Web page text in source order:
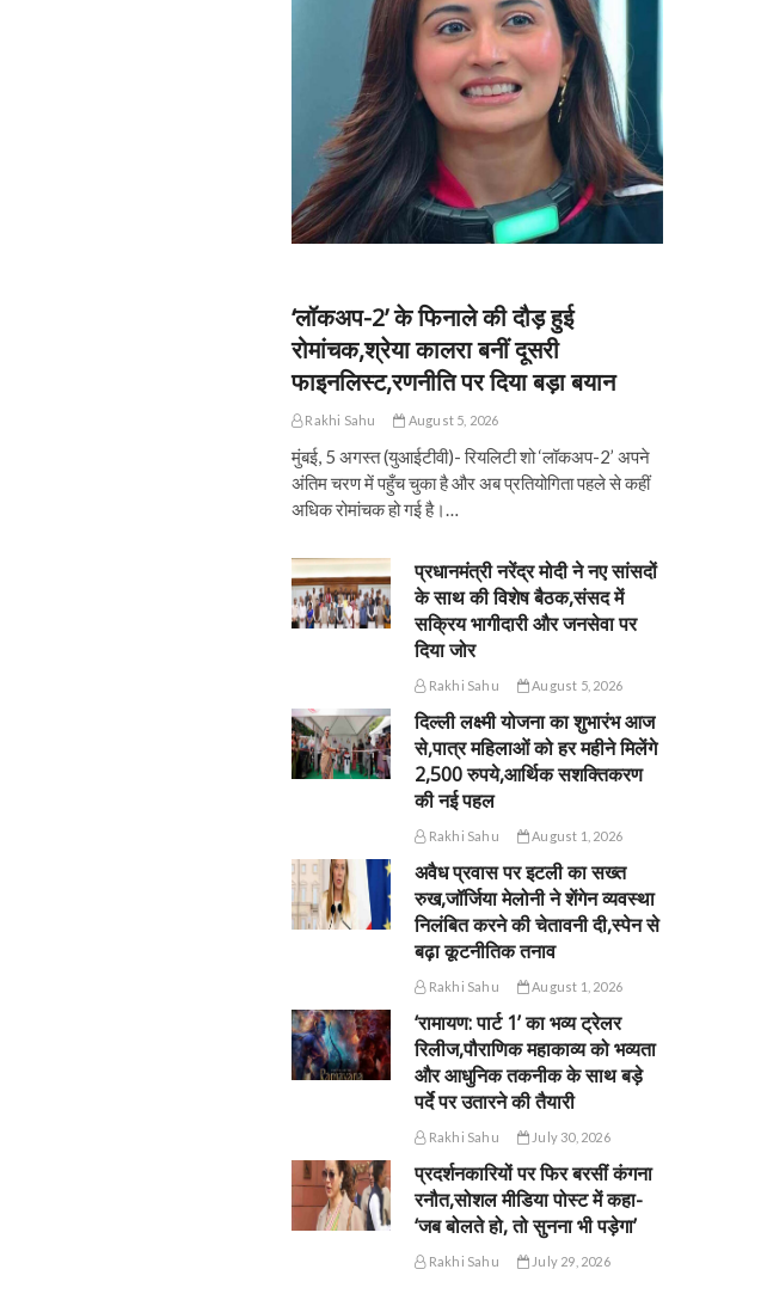
‘लॉकअप-2’ के फिनाले की दौड़ हुई
रोमांचक,श्रेया कालरा बनीं दूसरी
फाइनलिस्ट,रणनीति पर दिया बड़ा बयान
Rakhi Sahu August 5, 2026
मुंबई, 5 अगस्त (युआईटीवी)- रियलिटी शो ‘लॉकअप-2’ अपने
अंतिम चरण में पहुँच चुका है और अब प्रतियोगिता पहले से कहीं
अधिक रोमांचक हो गई है।…
प्रधानमंत्री नरेंद्र मोदी ने नए सांसदों
के साथ की विशेष बैठक,संसद में
सक्रिय भागीदारी और जनसेवा पर
दिया जोर
Rakhi Sahu August 5, 2026
दिल्ली लक्ष्मी योजना का शुभारंभ आज
से,पात्र महिलाओं को हर महीने मिलेंगे
2,500 रुपये,आर्थिक सशक्तिकरण
की नई पहल
Rakhi Sahu August 1, 2026
अवैध प्रवास पर इटली का सख्त
रुख,जॉर्जिया मेलोनी ने शेंगेन व्यवस्था
निलंबित करने की चेतावनी दी,स्पेन से
बढ़ा कूटनीतिक तनाव
Rakhi Sahu August 1, 2026
‘रामायण: पार्ट 1’ का भव्य ट्रेलर
रिलीज,पौराणिक महाकाव्य को भव्यता
और आधुनिक तकनीक के साथ बड़े
पर्दे पर उतारने की तैयारी
Rakhi Sahu July 30, 2026
प्रदर्शनकारियों पर फिर बरसीं कंगना
रनौत,सोशल मीडिया पोस्ट में कहा-
‘जब बोलते हो, तो सुनना भी पड़ेगा’
Rakhi Sahu July 29, 2026